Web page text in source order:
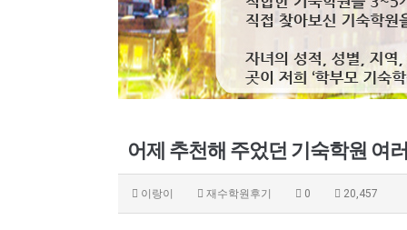
어제 추천해 주었던 기숙학원 여
이랑이 재수학원후기 0 20,457